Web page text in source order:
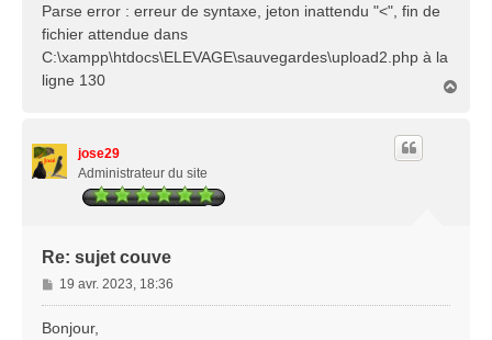
g
e
Parse error : erreur de syntaxe, jeton inattendu "<", fin de
fichier attendue dans
C:\xampp\htdocs\ELEVAGE\sauvegardes\upload2.php à la
ligne 130
jose29
Administrateur du site
Re: sujet couve
M
e
19 avr. 2023, 18:36
Bonjour,